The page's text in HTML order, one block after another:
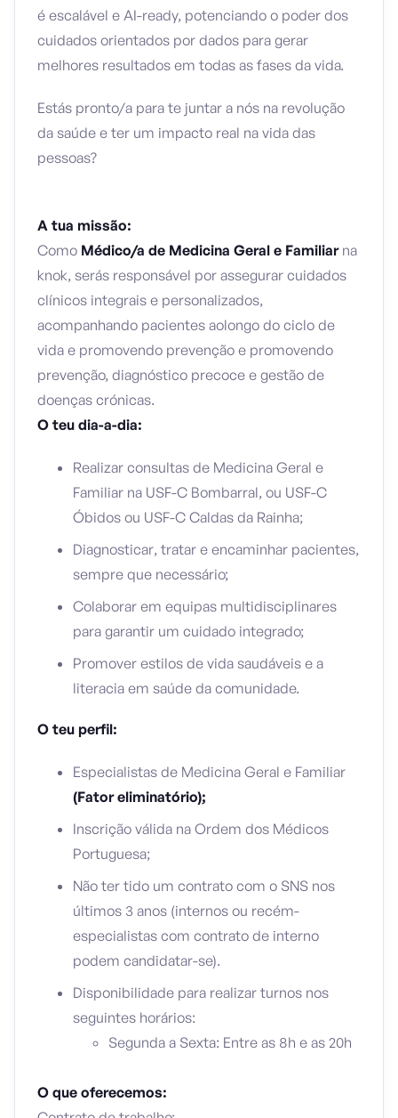
é escalável e AI-ready, potenciando o poder dos
cuidados orientados por dados para gerar
melhores resultados em todas as fases da vida.
Estás pronto/a para te juntar a nós na revolução
da saúde e ter um impacto real na vida das
pessoas?
A tua missão:
Como Médico/a de Medicina Geral e Familiarna
knok, serás responsável por assegurar cuidados
clínicos integrais e personalizados,
acompanhando pacientes aolongo do ciclo de
vida e promovendo prevenção e promovendo
prevenção, diagnóstico precoce e gestão de
doenças crónicas.
O teu dia-a-dia:
Realizar consultas de Medicina Geral e
Familiar na USF-C Bombarral, ou USF-C
Óbidos ou USF-C Caldas da Rainha;
Diagnosticar, tratar e encaminhar pacientes,
sempre que necessário;
Colaborar em equipas multidisciplinares
para garantir um cuidado integrado;
Promover estilos de vida saudáveis e a
literacia em saúde da comunidade.
O teu perfil:
Especialistas de Medicina Geral e Familiar
(Fator eliminatório);
Inscrição válida na Ordem dos Médicos
Portuguesa;
Não ter tido um contrato com o SNS nos
últimos 3 anos (internos ou recém-
especialistas com contrato de interno
podem candidatar-se).
Disponibilidade para realizar turnos nos
seguintes horários:
Segunda a Sexta: Entre as 8h e as 20h
O que oferecemos: